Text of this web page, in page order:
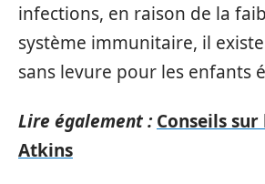
infections, en raison de la
système immunitaire, il
sans levure pour les enfants
Lire également : Conseils
Atkins